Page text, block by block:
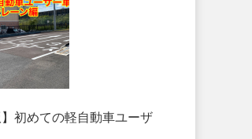
】初めての軽自動車ユーザ